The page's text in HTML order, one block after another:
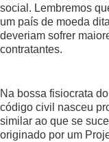
social. Lembremos
um país de moeda
deveriam sofrer
contratantes.
Na bossa fisiocrata do
código civil nasceu
similar ao que se
originado por um